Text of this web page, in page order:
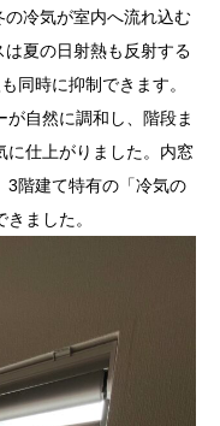
冷気が室内へ流れ込む
夏の日射熱も反射する
同時に抑制できます。
自然に調和し、階段ま
に仕上がりました。内窓
3階建て特有の「冷気の
ました。